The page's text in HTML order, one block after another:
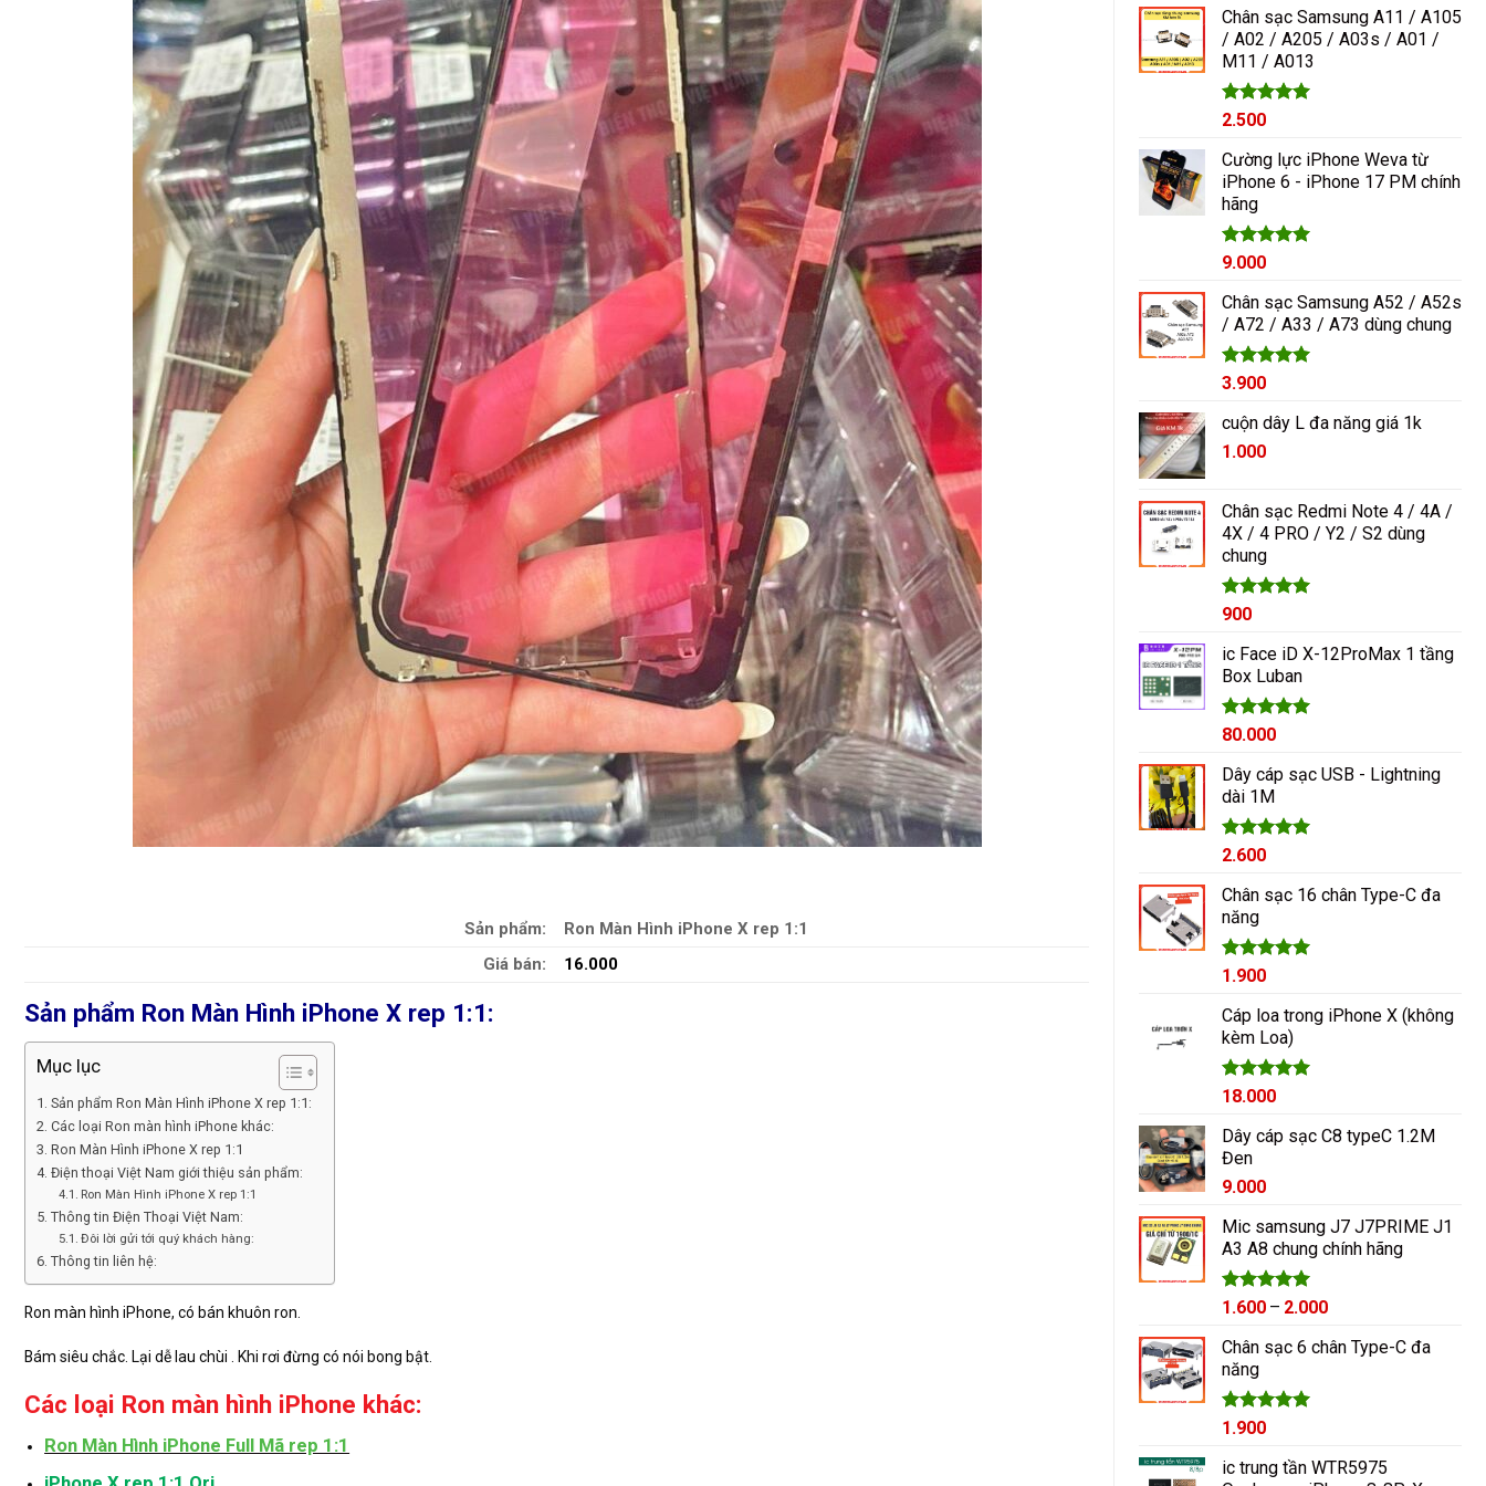
5 sao
Chân sạc Samsung A11 / A105
/ A02 / A205 / A03s / A01 /
M11 / A013
Được xếp
5 sao
2.500
Cường lực iPhone Weva từ
iPhone 6 - iPhone 17 PM chính
hãng
Được xếp
5 sao
9.000
Chân sạc Samsung A52 / A52s
/ A72 / A33 / A73 dùng chung
Được xếp
5 sao
3.900
cuộn dây L đa năng giá 1k
1.000
Chân sạc Redmi Note 4 / 4A /
4X / 4 PRO / Y2 / S2 dùng
chung
Được xếp
5 sao
900
ic Face iD X-12ProMax 1 tầng
Box Luban
Được xếp
5 sao
80.000
Dây cáp sạc USB - Lightning
dài 1M
Được xếp
5 sao
2.600
Chân sạc 16 chân Type-C đa
năng
Được xếp
5 sao
1.900
Cáp loa trong iPhone X (không
kèm Loa)
Được xếp
5 sao
18.000
Dây cáp sạc C8 typeC 1.2M
Đen
9.000
Mic samsung J7 J7PRIME J1
A3 A8 chung chính hãng
Được xếp
5 sao
1.600 – 2.000Khoảng
từ
Chân sạc 6 chân Type-C đa
năng
Được xếp
5 sao
1.900
ic trung tần WTR5975
Sản phẩm:
Ron Màn Hình iPhone X rep 1:1
Giá bán:
16.000
Sản phẩm Ron Màn Hình iPhone X rep 1:1:
Mục lục
Sản phẩm Ron Màn Hình iPhone X rep 1:1:
Các loại Ron màn hình iPhone khác:
Ron Màn Hình iPhone X rep 1:1
Điện thoại Việt Nam giới thiệu sản phẩm:
Ron Màn Hình iPhone X rep 1:1
Thông tin Điện Thoại Việt Nam:
Đôi lời gửi tới quý khách hàng:
Thông tin liên hệ:
Ron màn hình iPhone, có bán khuôn ron.
Bám siêu chắc. Lại dễ lau chùi . Khi rơi đừng có nói bong bật.
Các loại Ron màn hình iPhone khác:
Ron Màn Hình iPhone Full Mã rep 1:1